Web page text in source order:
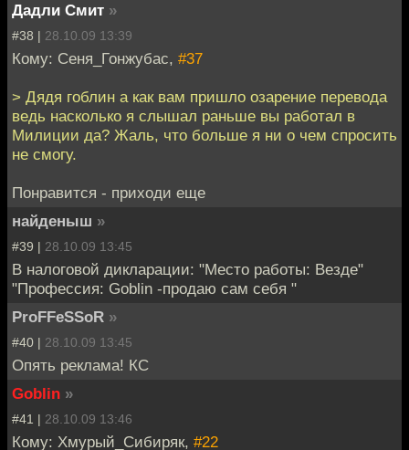
Дадли Смит »
#38 | 28.10.09 13:39
Кому: Сеня_Гонжубас, #37
> Дядя гоблин а как вам пришло озарение перевода
ведь насколько я слышал раньше вы работал в
Милиции да? Жаль, что больше я ни о чем спросить
не смогу.
Понравится - приходи еще
найденыш »
#39 | 28.10.09 13:45
В налоговой дикларации: "Место работы: Везде"
"Профессия: Goblin -продаю сам себя "
ProFFeSSoR »
#40 | 28.10.09 13:45
Опять реклама! КС
Goblin »
#41 | 28.10.09 13:46
Кому: Хмурый_Сибиряк, #22